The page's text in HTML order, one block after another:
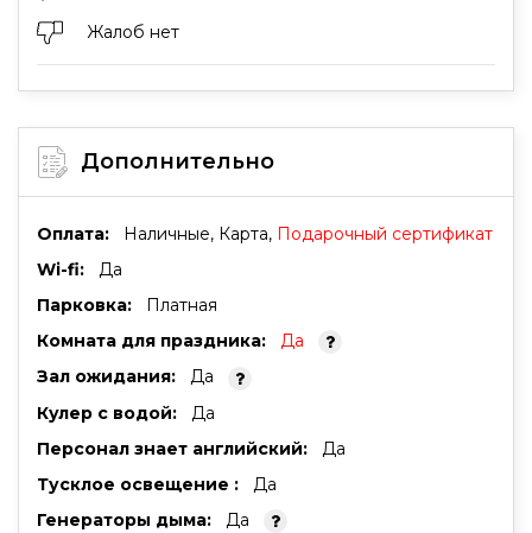
Жалоб нет
Дополнительно
Оплата: Наличные, Карта, Подарочный сертификат
Wi-fi:
Да
Парковка:
Платная
Комната для праздника:
Да
Зал ожидания:
Да
Кулер с водой:
Да
Персонал знает английский:
Да
Тусклое освещение :
Да
Генераторы дыма:
Да